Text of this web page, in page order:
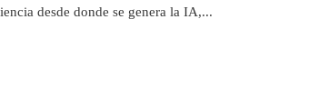
desde donde se genera la IA,...